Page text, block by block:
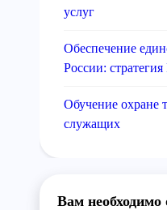
услуг
Обеспечение
России: стратегия
Обучение охране
служащих
Вам необходимо